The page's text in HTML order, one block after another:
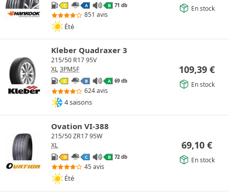
C A B 71 db
851 avis
Été
En stock
Kleber Quadraxer 3
215/50 R17 95V
XL 3PMSF
C B A 69 db
624 avis
4 saisons
109,39 €
En stock
Ovation VI-388
215/50 ZR17 95W
XL
D C B 72 db
45 avis
Été
69,10 €
En stock